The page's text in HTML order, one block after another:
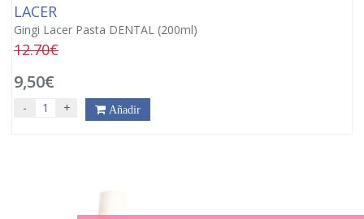
LACER
Gingi Lacer Pasta DENTAL (200ml)
12.70€
9,50€
- + Añadir